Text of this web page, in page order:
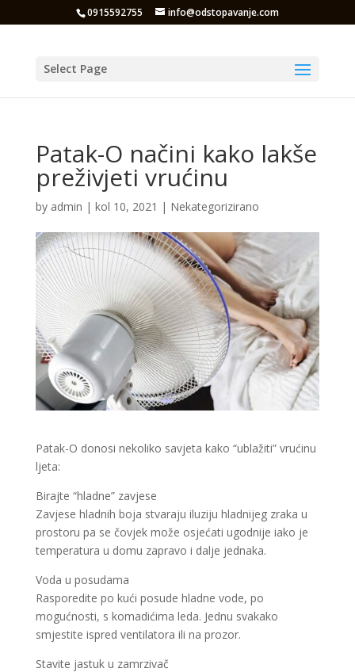
0915592755 info@odstopavanje.com
Select Page
Patak-O načini kako lakše
preživjeti vrućinu
by admin | kol 10, 2021 | Nekategorizirano
Patak-O donosi nekoliko savjeta kako “ublažiti” vrućinu
ljeta:
Birajte “hladne” zavjese
Zavjese hladnih boja stvaraju iluziju hladnijeg zraka u
prostoru pa se čovjek može osjećati ugodnije iako je
temperatura u domu zapravo i dalje jednaka.
Voda u posudama
Rasporedite po kući posude hladne vode, po
mogućnosti, s komadićima leda. Jednu svakako
smjestite ispred ventilatora ili na prozor.
Stavite jastuk u zamrzivač